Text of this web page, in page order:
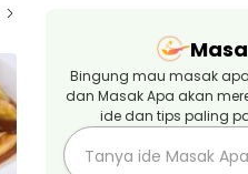
Bingung mau masak
dan Masak Apa akan
ide dan tips paling